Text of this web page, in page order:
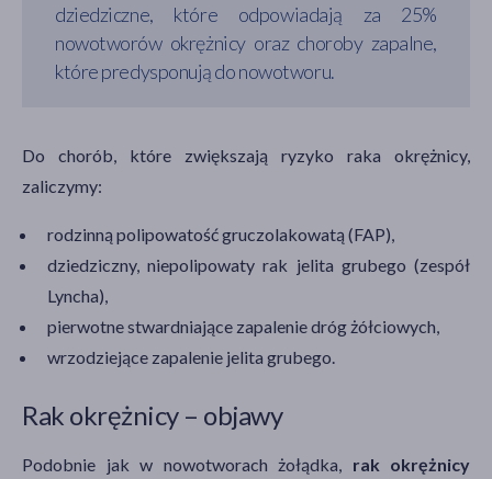
dziedziczne, które odpowiadają za 25%
nowotworów okrężnicy oraz choroby zapalne,
które predysponują do nowotworu.
Do chorób, które zwiększają ryzyko raka okrężnicy,
zaliczymy:
rodzinną polipowatość gruczolakowatą (FAP),
dziedziczny, niepolipowaty rak jelita grubego (zespół
Lyncha),
pierwotne stwardniające zapalenie dróg żółciowych,
wrzodziejące zapalenie jelita grubego.
Rak okrężnicy – objawy
Podobnie jak w nowotworach żołądka, rak okrężnicy